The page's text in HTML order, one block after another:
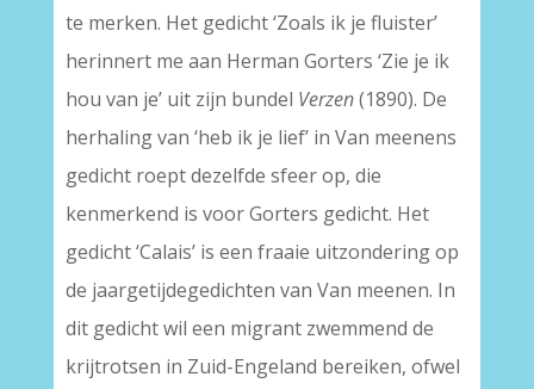
te merken. Het gedicht ‘Zoals ik je fluister’
herinnert me aan Herman Gorters ‘Zie je ik
hou van je’ uit zijn bundel Verzen(1890). De
herhaling van ‘heb ik je lief’ in Van meenens
gedicht roept dezelfde sfeer op, die
kenmerkend is voor Gorters gedicht. Het
gedicht ‘Calais’ is een fraaie uitzondering op
de jaargetijdegedichten van Van meenen. In
dit gedicht wil een migrant zwemmend de
krijtrotsen in Zuid-Engeland bereiken, ofwel